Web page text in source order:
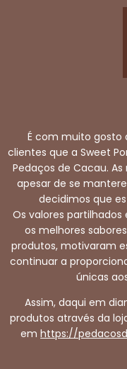
É com muito gosto
clientes que a Sweet
Pedaços de Cacau.
apesar de se
decidimos que
Os valores
os melhores
produtos, motivaram
continuar a
únicas
Assim, daqui em
produtos através da
emhttps://